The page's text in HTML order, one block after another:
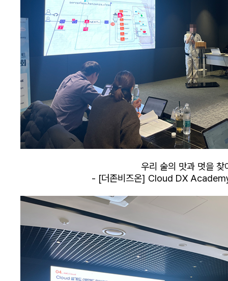
우리 술의 맛과 멋을 찾
- [더존비즈온] Cloud DX